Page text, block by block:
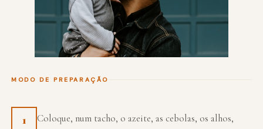
MODO DE PREPARAÇÃO
1
Coloque, num tacho, o azeite, as cebolas, os alhos,